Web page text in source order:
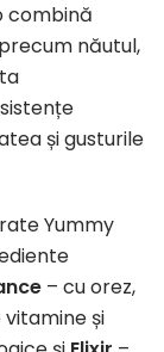
combină
năutul,
și gusturile
Yummy
– cu orez,
și